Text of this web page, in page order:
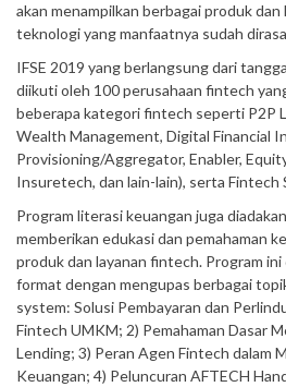
akan menampilkan berbagai produk
teknologi yang manfaatnya sudah
IFSE 2019 yang berlangsung dari
diikuti oleh 100 perusahaan fintech
beberapa kategori fintech seperti P2P
Wealth Management, Digital Financial
Provisioning/Aggregator, Enabler,
Insuretech, dan lain-lain), serta Fintech
Program literasi keuangan juga
memberikan edukasi dan pemahaman
produk dan layanan fintech. Program ini
format dengan mengupas berbagai
system: Solusi Pembayaran dan
Fintech UMKM; 2) Pemahaman Dasar
Lending; 3) Peran Agen Fintech dalam
Keuangan; 4) Peluncuran AFTECH